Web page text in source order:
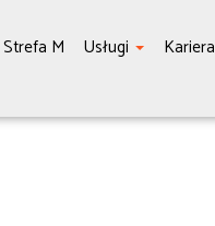
Strefa M Usługi Kariera